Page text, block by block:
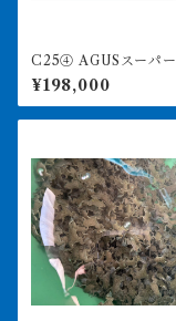
C25④ AGUSスーパーレッド
F4 17㎝前後 PT.ARWANA
LESTARI アジアアロワナ 紅
龍 260-005134
¥198,000